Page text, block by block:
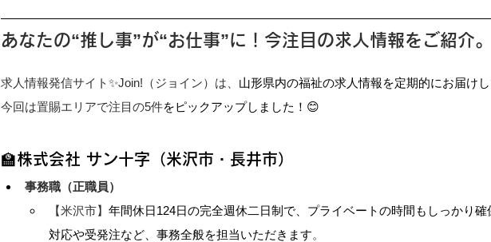
あなたの“推し事”が“お仕事”に！今注目の求人情報をご紹介
求人情報発信サイト✨Join!（ジョイン）は、 山形県内の福祉の求人情報を定期的にお届け
今回は置賜エリアで注目の5件をピックアップしました！😊
🏫株式会社 サン十字（米沢市・長井市）
事務職（正職員）
【米沢市】 年間休日124日の完全週休二日制で、プライベートの時間もしっかり
対応や受発注など、事務全般を担当いただきます。